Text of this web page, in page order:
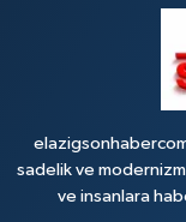
sadelik ve
ve insanlara